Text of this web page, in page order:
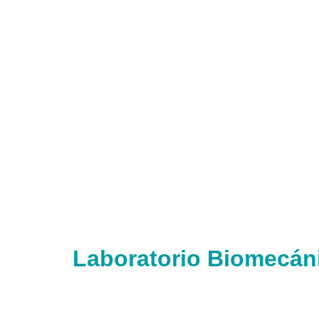
Laboratorio